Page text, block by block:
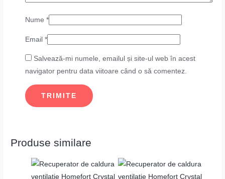
Nume*
Email*
Salvează-mi numele, emailul și site-ul web în acest
navigator pentru data viitoare când o să comentez.
Produse similare